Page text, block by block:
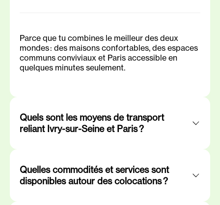
Parce que tu combines le meilleur des deux
mondes : des maisons confortables, des espaces
communs conviviaux et Paris accessible en
quelques minutes seulement.
Quels sont les moyens de transport
reliant Ivry-sur-Seine et Paris ?
Quelles commodités et services sont
disponibles autour des colocations ?